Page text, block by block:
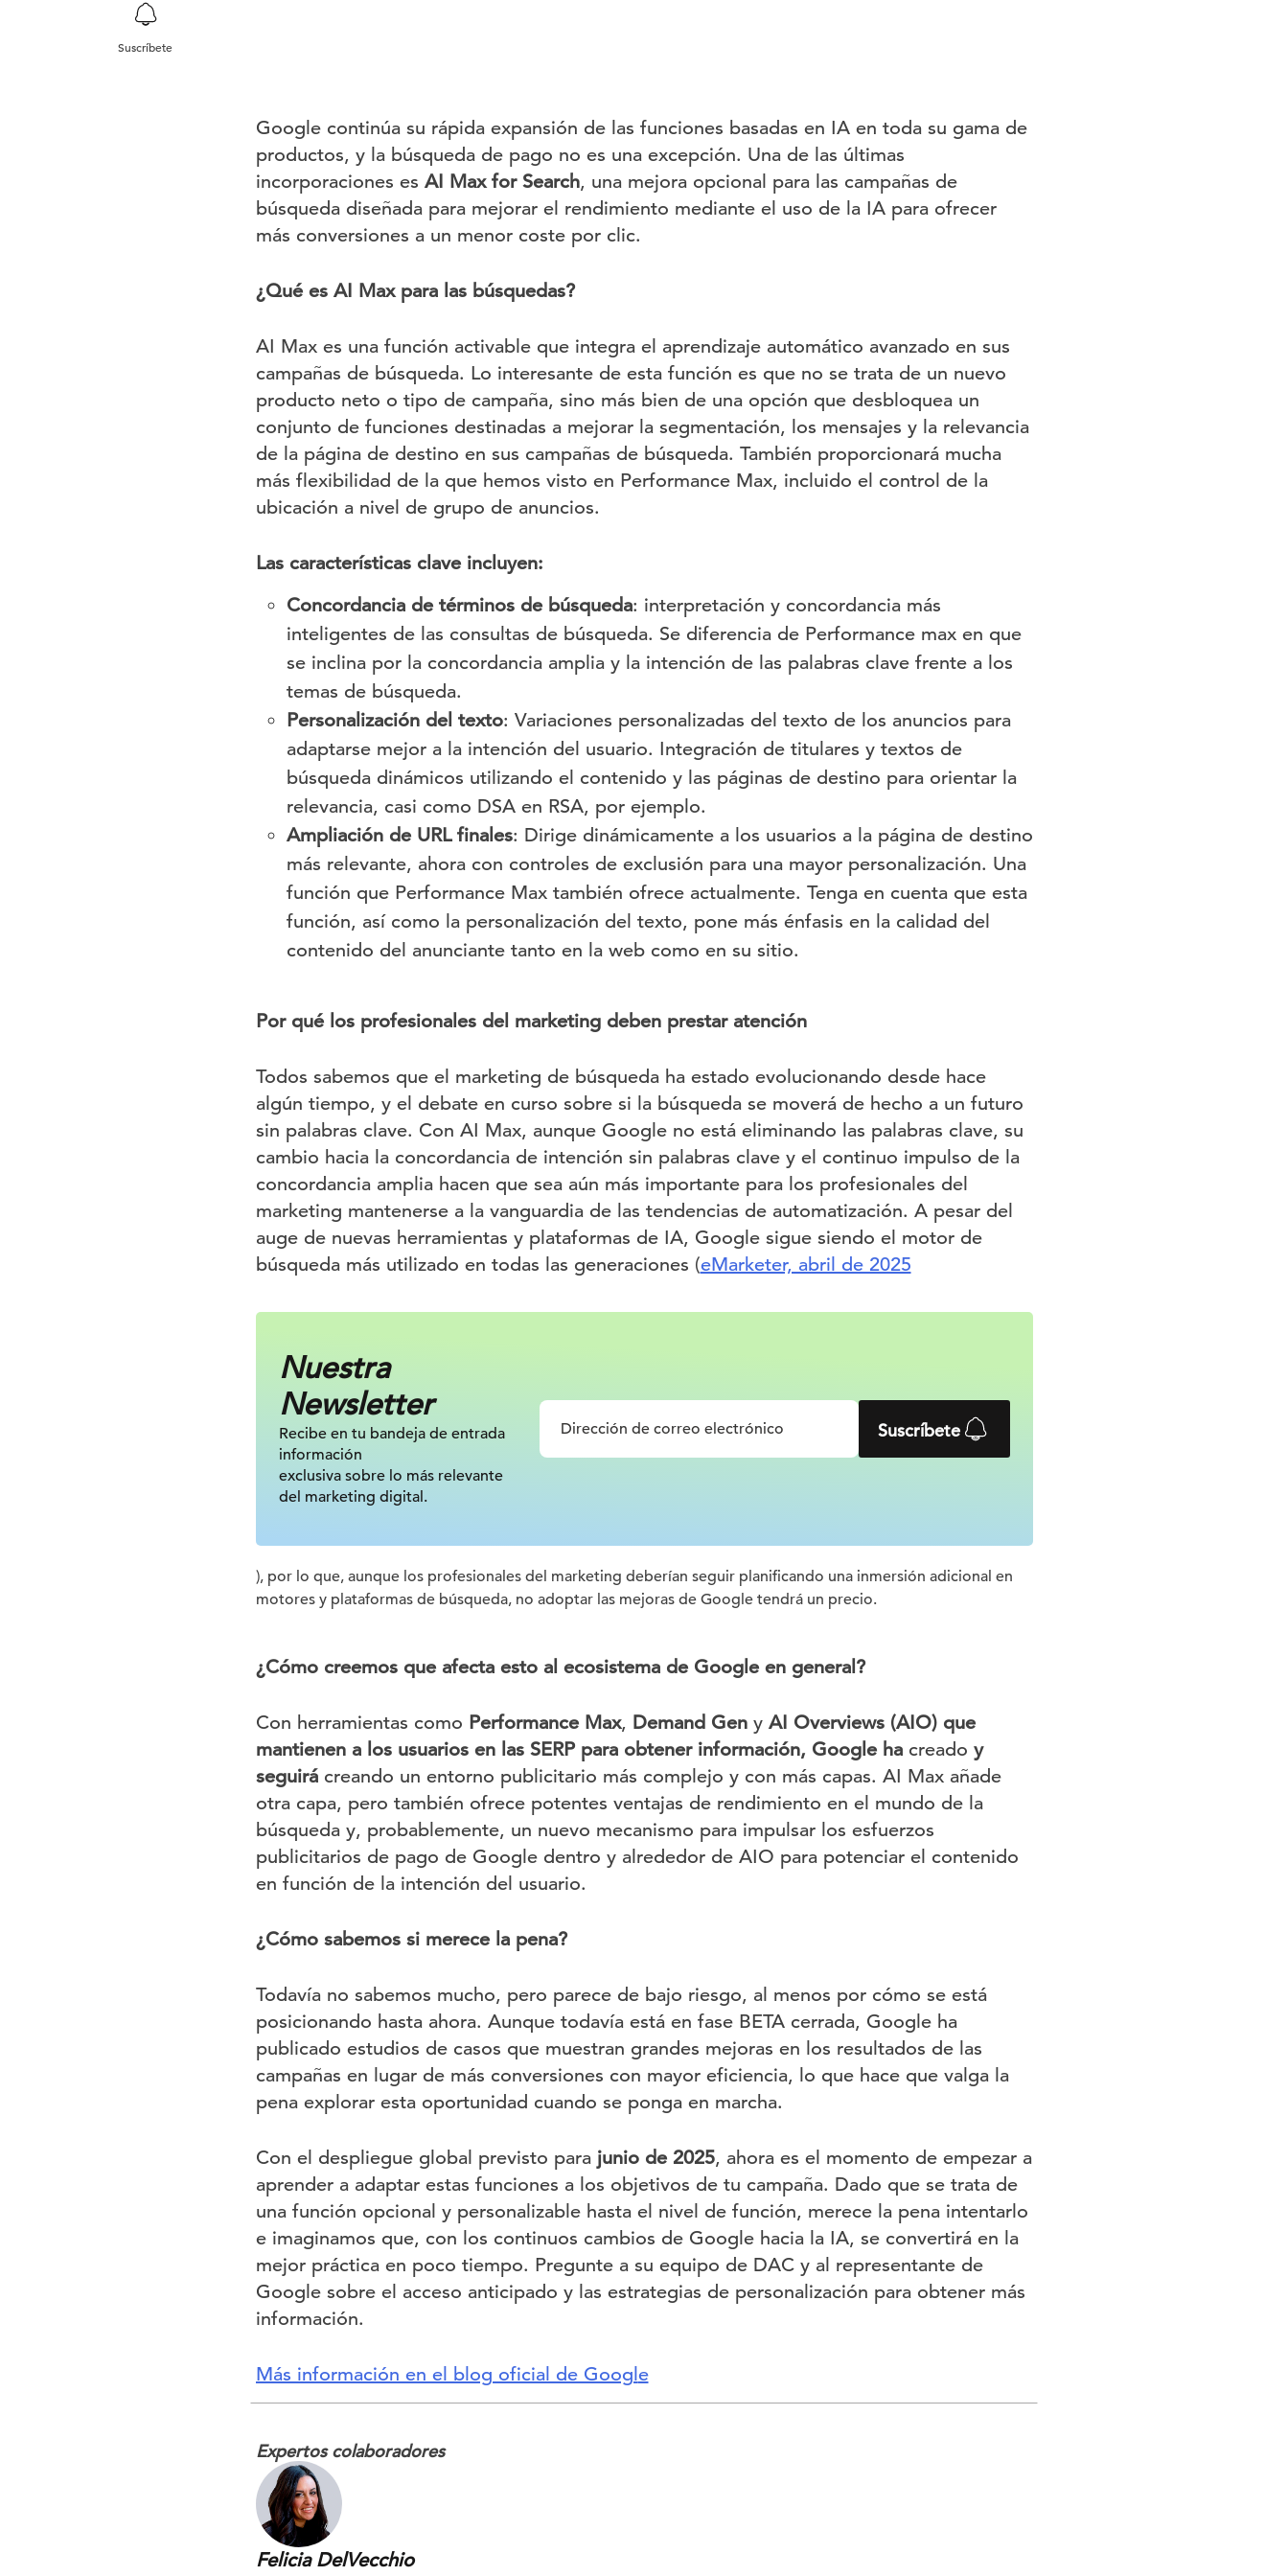
Suscríbete
Google continúa su rápida expansión de las funciones basadas en IA en toda su gama de
productos, y la búsqueda de pago no es una excepción. Una de las últimas
incorporaciones es AI Max for Search, una mejora opcional para las campañas de
búsqueda diseñada para mejorar el rendimiento mediante el uso de la IA para ofrecer
más conversiones a un menor coste por clic.
¿Qué es AI Max para las búsquedas?
AI Max es una función activable que integra el aprendizaje automático avanzado en sus
campañas de búsqueda. Lo interesante de esta función es que no se trata de un nuevo
producto neto o tipo de campaña, sino más bien de una opción que desbloquea un
conjunto de funciones destinadas a mejorar la segmentación, los mensajes y la relevancia
de la página de destino en sus campañas de búsqueda. También proporcionará mucha
más flexibilidad de la que hemos visto en Performance Max, incluido el control de la
ubicación a nivel de grupo de anuncios.
Las características clave incluyen:
Concordancia de términos de búsqueda: interpretación y concordancia más
inteligentes de las consultas de búsqueda. Se diferencia de Performance max en que
se inclina por la concordancia amplia y la intención de las palabras clave frente a los
temas de búsqueda.
Personalización del texto: Variaciones personalizadas del texto de los anuncios para
adaptarse mejor a la intención del usuario. Integración de titulares y textos de
búsqueda dinámicos utilizando el contenido y las páginas de destino para orientar la
relevancia, casi como DSA en RSA, por ejemplo.
Ampliación de URL finales: Dirige dinámicamente a los usuarios a la página de destino
más relevante, ahora con controles de exclusión para una mayor personalización. Una
función que Performance Max también ofrece actualmente. Tenga en cuenta que esta
función, así como la personalización del texto, pone más énfasis en la calidad del
contenido del anunciante tanto en la web como en su sitio.
Por qué los profesionales del marketing deben prestar atención
Todos sabemos que el marketing de búsqueda ha estado evolucionando desde hace
algún tiempo, y el debate en curso sobre si la búsqueda se moverá de hecho a un futuro
sin palabras clave. Con AI Max, aunque Google no está eliminando las palabras clave, su
cambio hacia la concordancia de intención sin palabras clave y el continuo impulso de la
concordancia amplia hacen que sea aún más importante para los profesionales del
marketing mantenerse a la vanguardia de las tendencias de automatización. A pesar del
auge de nuevas herramientas y plataformas de IA, Google sigue siendo el motor de
búsqueda más utilizado en todas las generaciones (eMarketer, abril de 2025
Nuestra
Newsletter
Recibe en tu bandeja de entrada
información
exclusiva sobre lo más relevante
del marketing digital.
Suscríbete
), por lo que, aunque los profesionales del marketing deberían seguir planificando una inmersión adicional en
motores y plataformas de búsqueda, no adoptar las mejoras de Google tendrá un precio.
¿Cómo creemos que afecta esto al ecosistema de Google en general?
Con herramientas como Performance Max, Demand Gen y AI Overviews (AIO) que
mantienen a los usuarios en las SERP para obtener información, Google ha creado y
seguirá creando un entorno publicitario más complejo y con más capas. AI Max añade
otra capa, pero también ofrece potentes ventajas de rendimiento en el mundo de la
búsqueda y, probablemente, un nuevo mecanismo para impulsar los esfuerzos
publicitarios de pago de Google dentro y alrededor de AIO para potenciar el contenido
en función de la intención del usuario.
¿Cómo sabemos si merece la pena?
Todavía no sabemos mucho, pero parece de bajo riesgo, al menos por cómo se está
posicionando hasta ahora. Aunque todavía está en fase BETA cerrada, Google ha
publicado estudios de casos que muestran grandes mejoras en los resultados de las
campañas en lugar de más conversiones con mayor eficiencia, lo que hace que valga la
pena explorar esta oportunidad cuando se ponga en marcha.
Con el despliegue global previsto para junio de 2025, ahora es el momento de empezar a
aprender a adaptar estas funciones a los objetivos de tu campaña. Dado que se trata de
una función opcional y personalizable hasta el nivel de función, merece la pena intentarlo
e imaginamos que, con los continuos cambios de Google hacia la IA, se convertirá en la
mejor práctica en poco tiempo. Pregunte a su equipo de DAC y al representante de
Google sobre el acceso anticipado y las estrategias de personalización para obtener más
información.
Más información en el blog oficial de Google
Expertos colaboradores
Felicia DelVecchio